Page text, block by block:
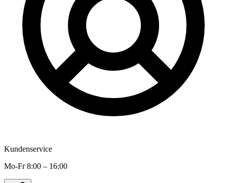
Kundenservice
Mo-Fr 8:00 – 16:00